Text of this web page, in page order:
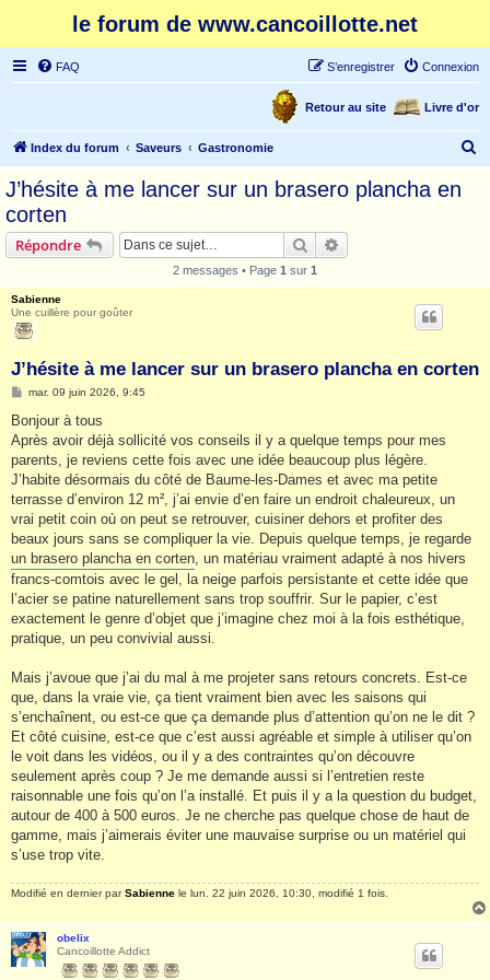
le forum de www.cancoillotte.net
FAQ Connexion
S’enregistrer
Livre d'or
Retour au site
Index du forum Saveurs Gastronomie
J’hésite à me lancer sur un brasero plancha en
corten
Répondre Rechercher
2 messages • Page 1 sur 1
Sabienne
Une cuillère pour goûter
J’hésite à me lancer sur un brasero plancha en corten
M
s
a
g
mar. 09 juin 2026, 9:45
Bonjour à tous
Après avoir déjà sollicité vos conseils il y a quelque temps pour mes
parents, je reviens cette fois avec une idée beaucoup plus légère.
J’habite désormais du côté de Baume-les-Dames et avec ma petite
terrasse d’environ 12 m², j’ai envie d’en faire un endroit chaleureux, un
vrai petit coin où on peut se retrouver, cuisiner dehors et profiter des
beaux jours sans se compliquer la vie. Depuis quelque temps, je regarde
un brasero plancha en corten, un matériau vraiment adapté à nos hivers
francs-comtois avec le gel, la neige parfois persistante et cette idée que
l’acier se patine naturellement sans trop souffrir. Sur le papier, c’est
exactement le genre d’objet que j’imagine chez moi à la fois esthétique,
pratique, un peu convivial aussi.
Mais j’avoue que j’ai du mal à me projeter sans retours concrets. Est-ce
que, dans la vraie vie, ça tient vraiment bien avec les saisons qui
s’enchaînent, ou est-ce que ça demande plus d’attention qu’on ne le dit ?
Et côté cuisine, est-ce que c’est aussi agréable et simple à utiliser qu’on
le voit dans les vidéos, ou il y a des contraintes qu’on découvre
seulement après coup ? Je me demande aussi si l’entretien reste
raisonnable une fois qu’on l’a installé. Et puis il y a la question du budget,
autour de 400 à 500 euros. Je ne cherche pas quelque chose de haut de
gamme, mais j’aimerais éviter une mauvaise surprise ou un matériel qui
s’use trop vite.
Modifié en dernier parSabienne le lun. 22 juin 2026, 10:30, modifié 1 fois.
obelix
Cancoillotte Addict